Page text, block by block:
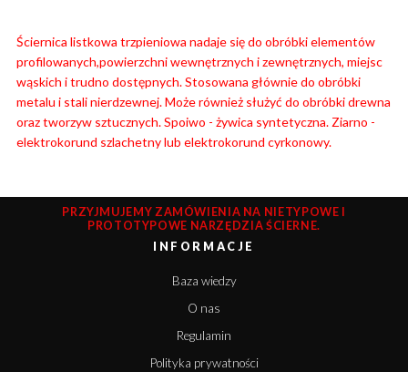
Ściernica listkowa trzpieniowa nadaje się do obróbki elementów
profilowanych,powierzchni wewnętrznych i zewnętrznych, miejsc
wąskich i trudno dostępnych. Stosowana głównie do obróbki
metalu i stali nierdzewnej. Może również służyć do obróbki drewna
oraz tworzyw sztucznych. Spoiwo - żywica syntetyczna. Ziarno -
elektrokorund szlachetny lub elektrokorund cyrkonowy.
PRZYJMUJEMY ZAMÓWIENIA NA NIETYPOWE I
PROTOTYPOWE NARZĘDZIA ŚCIERNE.
INFORMACJE
Baza wiedzy
O nas
Regulamin
Polityka prywatności